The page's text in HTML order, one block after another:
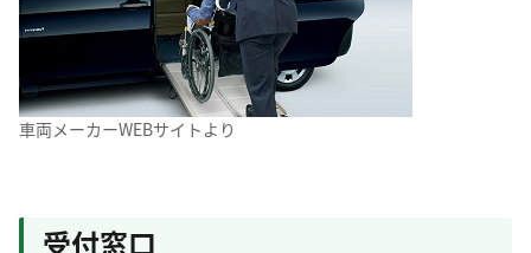
車両メーカーWEBサイトより
受付窓口